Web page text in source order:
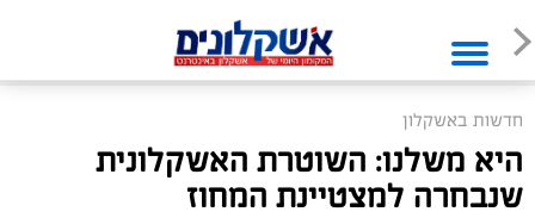
חדשות באשקלון
היא משלנו: השוטרת האשקלונית
שנבחרה למצטיינת המחוז